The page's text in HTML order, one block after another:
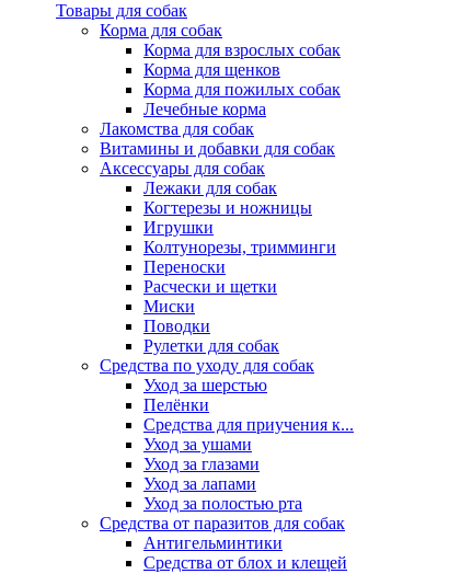
Товары для собак
Корма для собак
Корма для взрослых собак
Корма для щенков
Корма для пожилых собак
Лечебные корма
Лакомства для собак
Витамины и добавки для собак
Аксессуары для собак
Лежаки для собак
Когтерезы и ножницы
Игрушки
Колтунорезы, тримминги
Переноски
Расчески и щетки
Миски
Поводки
Рулетки для собак
Средства по уходу для собак
Уход за шерстью
Пелёнки
Средства для приучения к...
Уход за ушами
Уход за глазами
Уход за лапами
Уход за полостью рта
Средства от паразитов для собак
Антигельминтики
Средства от блох и клещей